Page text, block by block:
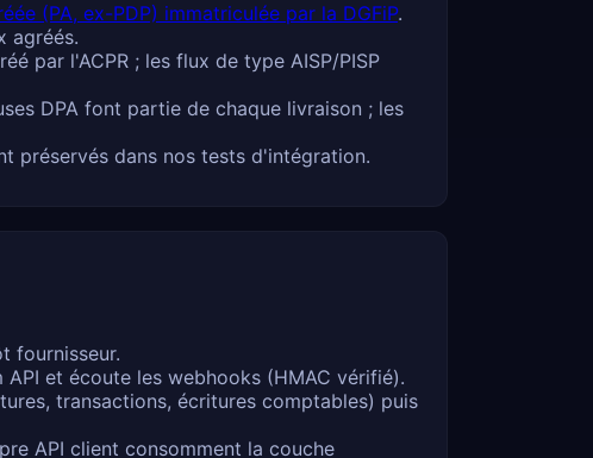
(PA, ex-PDP) immatriculée par la DGFiP.
agréés.
par l'ACPR ; les flux de type AISP/PISP
DPA font partie de chaque livraison ; les
préservés dans nos tests d'intégration.
fournisseur.
et écoute les webhooks (HMAC vérifié).
transactions, écritures comptables) puis
API client consomment la couche